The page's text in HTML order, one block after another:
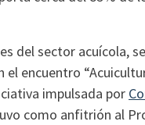
del sector acuícola,
encuentro
impulsada por
como anfitrión al